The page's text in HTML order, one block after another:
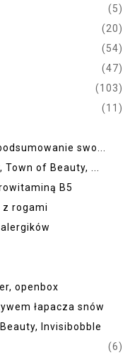
(5)
(20)
(54)
(47)
(103)
(11)
swo...
of Beauty, ...
B5
z rogami
openbox
łapacza snów
Invisibobble
(6)